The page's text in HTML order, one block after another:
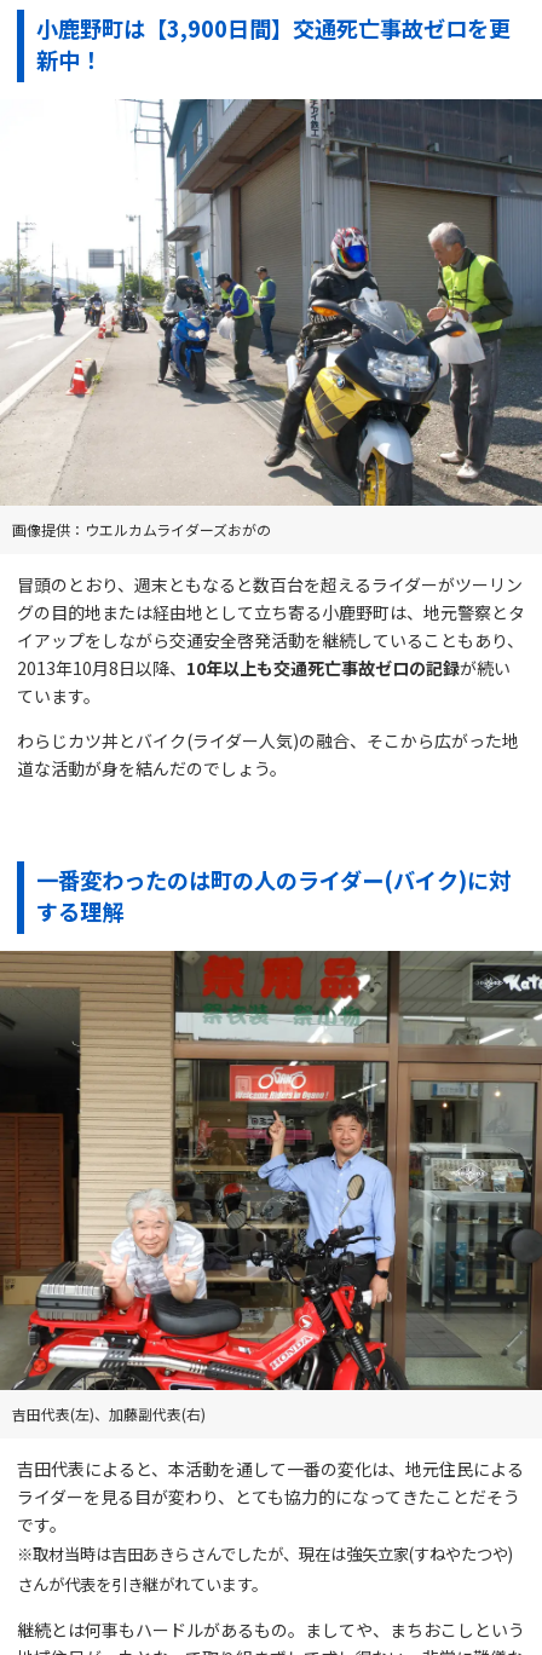
小鹿野町は【3,900日間】交通死亡事故ゼロを更
新中！
画像提供：ウエルカムライダーズおがの
冒頭のとおり、週末ともなると数百台を超えるライダーがツーリン
グの目的地または経由地として立ち寄る小鹿野町は、地元警察とタ
イアップをしながら交通安全啓発活動を継続していることもあり、
2013年10月8日以降、 10年以上も交通死亡事故ゼロの記録が続い
ています。
わらじカツ丼とバイク(ライダー人気)の融合、そこから広がった地
道な活動が身を結んだのでしょう。
一番変わったのは町の人のライダー(バイク)に対
する理解
吉田代表(左)、加藤副代表(右)
吉田代表によると、本活動を通して一番の変化は、地元住民による
ライダーを見る目が変わり、とても協力的になってきたことだそう
です。
※取材当時は吉田あきらさんでしたが、現在は強矢立家(すねやたつや)
さんが代表を引き継がれています。
継続とは何事もハードルがあるもの。ましてや、まちおこしという